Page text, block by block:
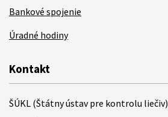
Bankové spojenie
Úradné hodiny
Kontakt
ŠÚKL (Štátny ústav pre kontrolu liečiv)